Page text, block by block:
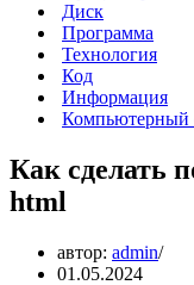
Диск
Программа
Технология
Код
Информация
Компьютерный
Как сделать
html
автор: admin
01.05.2024